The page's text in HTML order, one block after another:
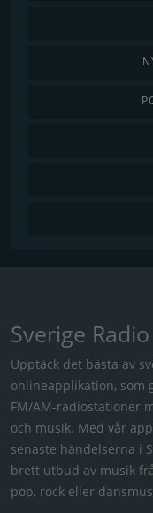
Sverige
Upptäck det bästa av
onlineapplikation, som
FM/AM-radiostationer
och musik. Med vår
senaste händelserna i
brett utbud av musik
pop, rock eller